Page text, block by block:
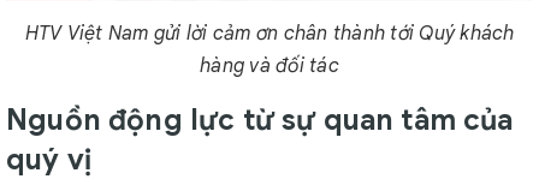
HTV Việt Nam gửi lời cảm ơn chân thành tới Quý khách
hàng và đối tác
Nguồn động lực từ sự quan tâm của
quý vị